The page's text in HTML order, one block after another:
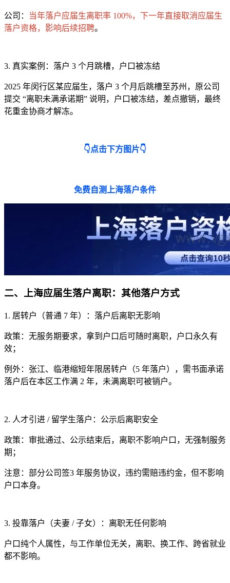
公司：
当年落户应届生离职率 100%，下一年直接取消应届生
落户资格，影响后续招聘。
3. 真实案例：落户 3 个月跳槽，户口被冻结
2025 年闵行区某应届生，落户 3 个月后跳槽至苏州，原公司
提交 “离职未满承诺期” 说明，户口被冻结，差点撤销，最终
花重金协商才解冻。
👇点击下方图片👇
免费自测上海落户条件
二、上海应届生落户离职：其他落户方式
1. 居转户（普通 7 年）：落户后离职无影响
政策：无服务期要求，拿到户口后可随时离职，户口永久有
效；
例外：张江、临港缩短年限居转户（5 年落户），需书面承诺
落户后在本区工作满 2 年，未满离职可被销户。
2. 人才引进 / 留学生落户：公示后离职安全
政策：审批通过、公示结束后，离职不影响户口，无强制服务
期；
注意：部分公司签3 年服务协议，违约需赔违约金，但不影响
户口本身。
3. 投靠落户（夫妻 / 子女）：离职无任何影响
户口纯个人属性，与工作单位无关，离职、换工作、跨省就业
都不影响。